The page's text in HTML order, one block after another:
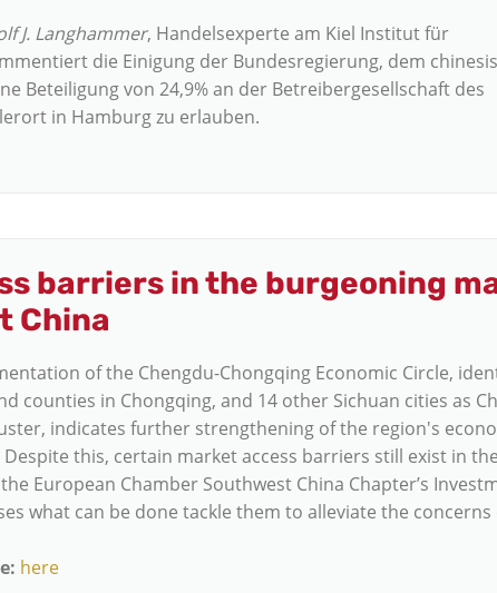
J. Langhammer, Handelsexperte am Kiel Institut für
die Einigung der Bundesregierung, dem
Beteiligung von 24,9% an der Betreibergesellschaft des
in Hamburg zu erlauben.
barriers in the burgeoning
China
of the Chengdu-Chongqing Economic Circle,
counties in Chongqing, and 14 other Sichuan cities as
indicates further strengthening of the region's
this, certain market access barriers still exist in
European Chamber Southwest China Chapter’s
what can be done tackle them to alleviate the concerns
here